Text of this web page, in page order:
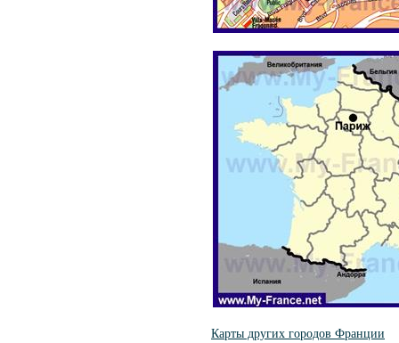
Карты других городов Франции